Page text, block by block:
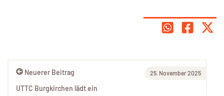
Neuerer Beitrag 25. November 2025
UTTC Burgkirchen lädt ein